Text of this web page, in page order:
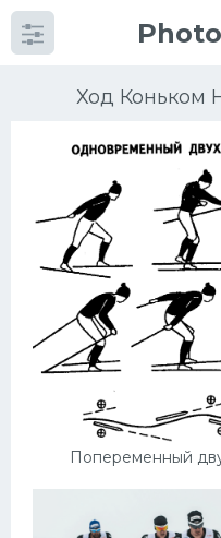
Ход Коньком
Попеременный
Категории
Еще картинки...
Футбол
Баскетбол
Хоккей
Велогонки
Конькобежный спорт